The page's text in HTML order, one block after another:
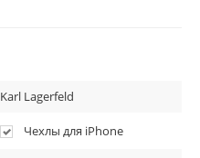
Karl Lagerfeld
Чехлы для iPhone